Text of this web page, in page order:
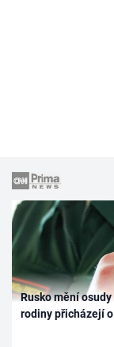
Rusko mění
rodiny přicházejí